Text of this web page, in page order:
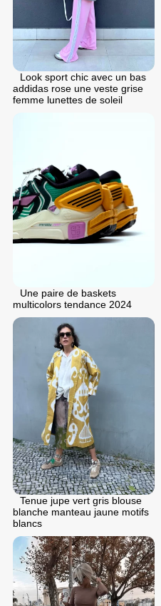
Look sport chic avec un bas
addidas rose une veste grise
femme lunettes de soleil
Une paire de baskets
multicolors tendance 2024
Tenue jupe vert gris blouse
blanche manteau jaune motifs
blancs